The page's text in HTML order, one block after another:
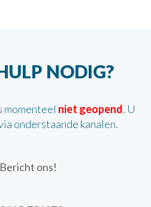
NODIG?
momenteel niet geopend. U
onderstaande kanalen.
Bericht ons!